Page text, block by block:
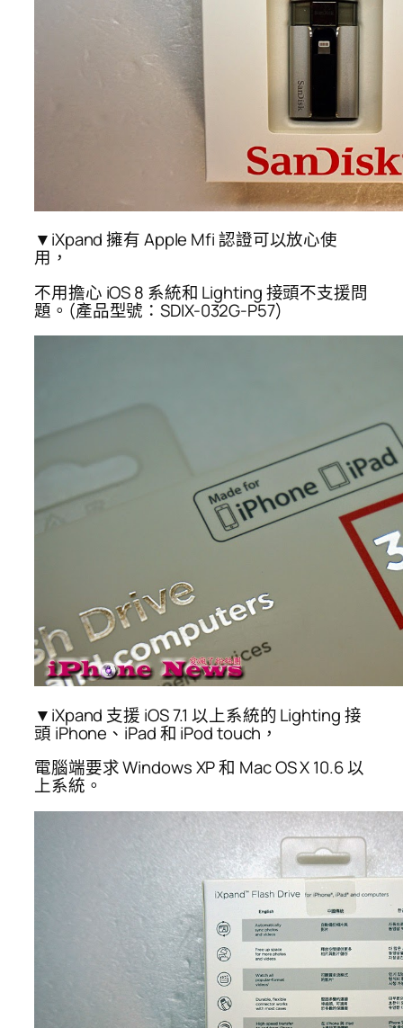
▼iXpand 擁有 Apple Mfi 認證可以放心使
用，
不用擔心 iOS 8 系統和 Lighting 接頭不支援問
題。(產品型號：SDIX-032G-P57)
▼iXpand 支援 iOS 7.1 以上系統的 Lighting 接
頭 iPhone、iPad 和 iPod touch，
電腦端要求 Windows XP 和 Mac OS X 10.6 以
上系統。